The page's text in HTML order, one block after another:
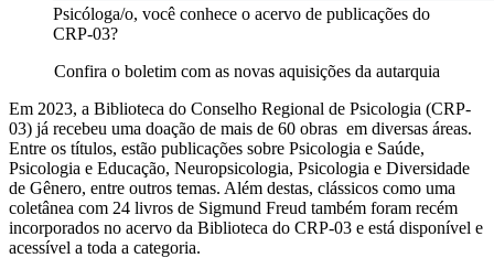
Psicóloga/o, você conhece o acervo de publicações do
CRP-03?
Confira o boletim com as novas aquisições da autarquia
Em 2023, a Biblioteca do Conselho Regional de Psicologia (CRP-
03) já recebeu uma doação de mais de 60 obras em diversas áreas.
Entre os títulos, estão publicações sobre Psicologia e Saúde,
Psicologia e Educação, Neuropsicologia, Psicologia e Diversidade
de Gênero, entre outros temas. Além destas, clássicos como uma
coletânea com 24 livros de Sigmund Freud também foram recém
incorporados no acervo da Biblioteca do CRP-03 e está disponível e
acessível a toda a categoria.